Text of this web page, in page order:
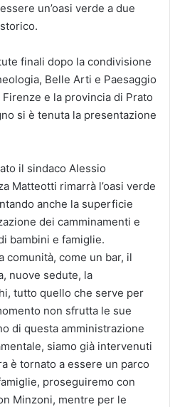
un’oasi verde a due
finali dopo la condivisione
Belle Arti e Paesaggio
e la provincia di Prato
si è tenuta la presentazione
il sindaco Alessio
Matteotti rimarrà l’oasi verde
anche la superficie
dei camminamenti e
bambini e famiglie.
comunità, come un bar, il
nuove sedute, la
tutto quello che serve per
non sfrutta le sue
di questa amministrazione
siamo già intervenuti
è tornato a essere un parco
proseguiremo con
Minzoni, mentre per le